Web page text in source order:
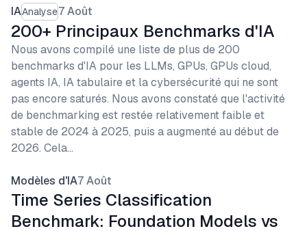
IAAnalyse7 Août
200+ Principaux Benchmarks d'IA
Nous avons compilé une liste de plus de 200
benchmarks d'IA pour les LLMs, GPUs, GPUs cloud,
agents IA, IA tabulaire et la cybersécurité qui ne sont
pas encore saturés. Nous avons constaté que l'activité
de benchmarking est restée relativement faible et
stable de 2024 à 2025, puis a augmenté au début de
2026. Cela…
Modèles d'IA7 Août
Time Series Classification
Benchmark: Foundation Models vs